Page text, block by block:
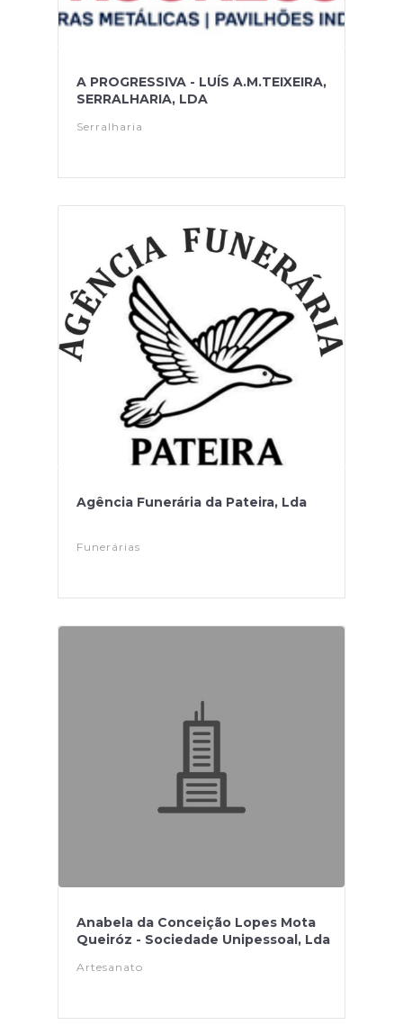
A PROGRESSIVA - LUÍS A.M.TEIXEIRA,
SERRALHARIA, LDA
Serralharia
Agência Funerária da Pateira, Lda
Funerárias
Anabela da Conceição Lopes Mota
Queiróz - Sociedade Unipessoal, Lda
Artesanato